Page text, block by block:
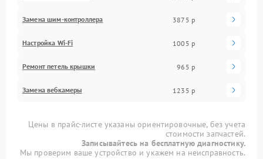
Замена шим-контроллера 3875 р
Настройка Wi-Fi 1005 р
Ремонт петель крышки 965 р
Замена вебкамеры 1235 р
Цены в прайс-листе указаны ориентировочные, без учета
стоимости запчастей.
Записывайтесь на бесплатную диагностику.
Мы проверим ваше устройство и укажем на неисправность.